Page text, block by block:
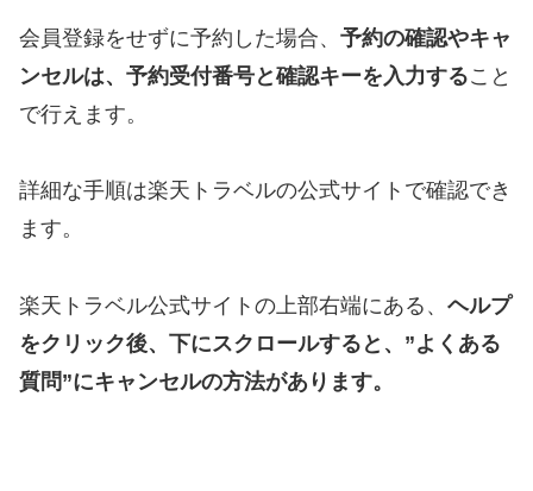
会員登録をせずに予約した場合、 予約の確認やキャ
ンセルは、予約受付番号と確認キーを入力すること
で行えます。
詳細な手順は楽天トラベルの公式サイトで確認でき
ます。
楽天トラベル公式サイトの上部右端にある、 ヘルプ
をクリック後、下にスクロールすると、”よくある
質問”にキャンセルの方法があります。